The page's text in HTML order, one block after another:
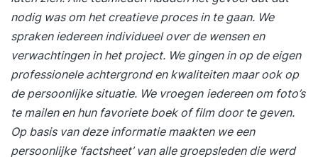
nodig was om het creatieve proces in te gaan. We
spraken iedereen individueel over de wensen en
verwachtingen in het project. We gingen in op de eigen
professionele achtergrond en kwaliteiten maar ook op
de persoonlijke situatie. We vroegen iedereen om foto’s
te mailen en hun favoriete boek of film door te geven.
Op basis van deze informatie maakten we een
persoonlijke ‘factsheet’ van alle groepsleden die werd